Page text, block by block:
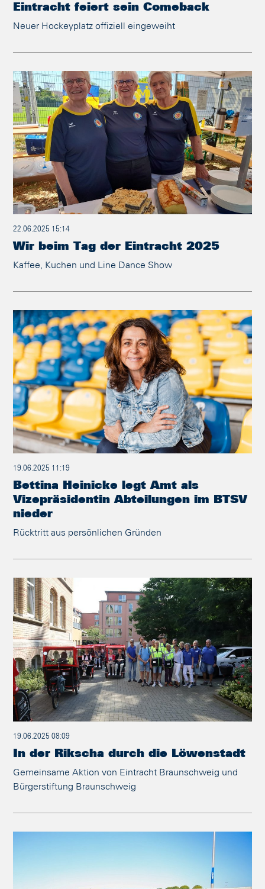
Eintracht feiert sein Comeback
Neuer Hockeyplatz offiziell eingeweiht
22.06.2025 15:14
Wir beim Tag der Eintracht 2025
Kaffee, Kuchen und Line Dance Show
19.06.2025 11:19
Bettina Heinicke legt Amt als
Vizepräsidentin Abteilungen im BTSV
nieder
Rücktritt aus persönlichen Gründen
19.06.2025 08:09
In der Rikscha durch die Löwenstadt
Gemeinsame Aktion von Eintracht Braunschweig und
Bürgerstiftung Braunschweig